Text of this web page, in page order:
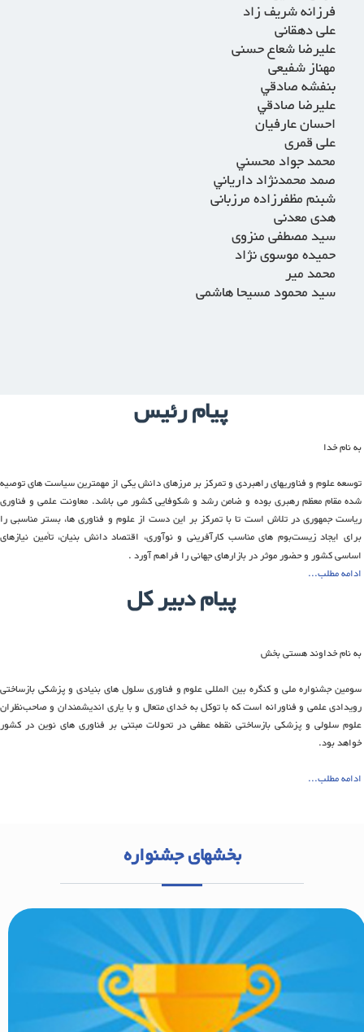
فرزانه شریف زاد
علی دهقانی
عليرضا شعاع حسنی
مهناز شفیعی
بنفشه صادقي
عليرضا صادقي
احسان عارفیان
علی قمری
محمد جواد محسني
صمد محمدنژاد دارياني
شبنم مظفرزاده مرزبانی
هدی معدنی
سید مصطفی منزوی
حمیده موسوی نژاد
محمد میر
سید محمود مسیحا هاشمی
پیام رئیس
به نام خدا
توسعه علوم و فناوریهای راهبردی و تمرکز بر مرزهای دانش یکی از مهمترین سیاست های توصیه
شده مقام معظم رهبری بوده و ضامن رشد و شکوفایی کشور می باشد. معاونت علمی و فناوری
ریاست جمهوری در تلاش است تا با تمرکز بر این دست از علوم و فناوری ها، بستر مناسبی را
برای ایجاد زیست‌بوم های مناسب کارآفرینی و نوآوری، اقتصاد دانش بنیان، تأمین نیازهای
اساسی کشور و حضور موثر در بازارهای جهانی را فراهم آورد .
ادامه مطلب...
پيام دبير کل
به نام خداوند هستی‌ بخش
سومین جشنواره ملی و کنگره بین المللی علوم و فناوری سلول های بنیادی و پزشکی بازساختی
رویدادی علمی و فناورانه است که با توکل به خدای متعال و با یاری اندیشمندان و صاحب‌نظران
علوم سلولی و پزشکی بازساختی نقطه عطفی در تحولات مبتنی بر فناوری های نوین در کشور
خواهد بود.
ادامه مطلب...
بخشهای جشنواره